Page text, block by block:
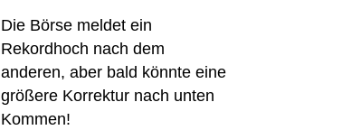
Die Börse meldet ein
Rekordhoch nach dem
anderen, aber bald könnte eine
größere Korrektur nach unten
Kommen!